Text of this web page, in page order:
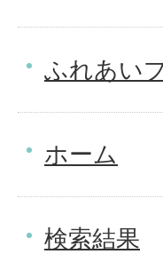
ふれあい
ホーム
検索結果